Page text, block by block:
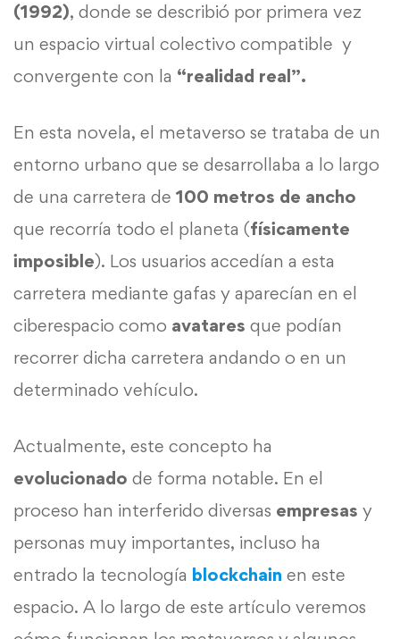
(1992), donde se describió por primera vez
un espacio virtual colectivo compatible y
convergente con la “realidad real”.
En esta novela, el metaverso se trataba de un
entorno urbano que se desarrollaba a lo largo
de una carretera de 100 metros de ancho
que recorría todo el planeta (físicamente
imposible). Los usuarios accedían a esta
carretera mediante gafas y aparecían en el
ciberespacio como avatares que podían
recorrer dicha carretera andando o en un
determinado vehículo.
Actualmente, este concepto ha
evolucionado de forma notable. En el
proceso han interferido diversas empresas y
personas muy importantes, incluso ha
entrado la tecnología blockchain en este
espacio. A lo largo de este artículo veremos